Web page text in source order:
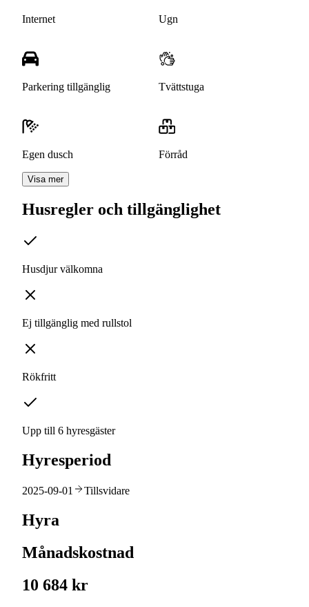
Internet Ugn
Parkering tillgänglig Tvättstuga
Egen dusch Förråd
Visa mer
Husregler och tillgänglighet
Husdjur välkomna
Ej tillgänglig med rullstol
Rökfritt
Upp till 6 hyresgäster
Hyresperiod
2025-09-01 Tillsvidare
Hyra
Månadskostnad
10 684 kr